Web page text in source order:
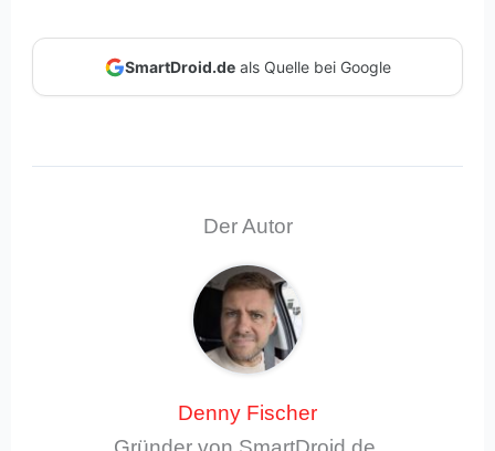
SmartDroid.deals Quelle bei Google
Der Autor
Denny Fischer